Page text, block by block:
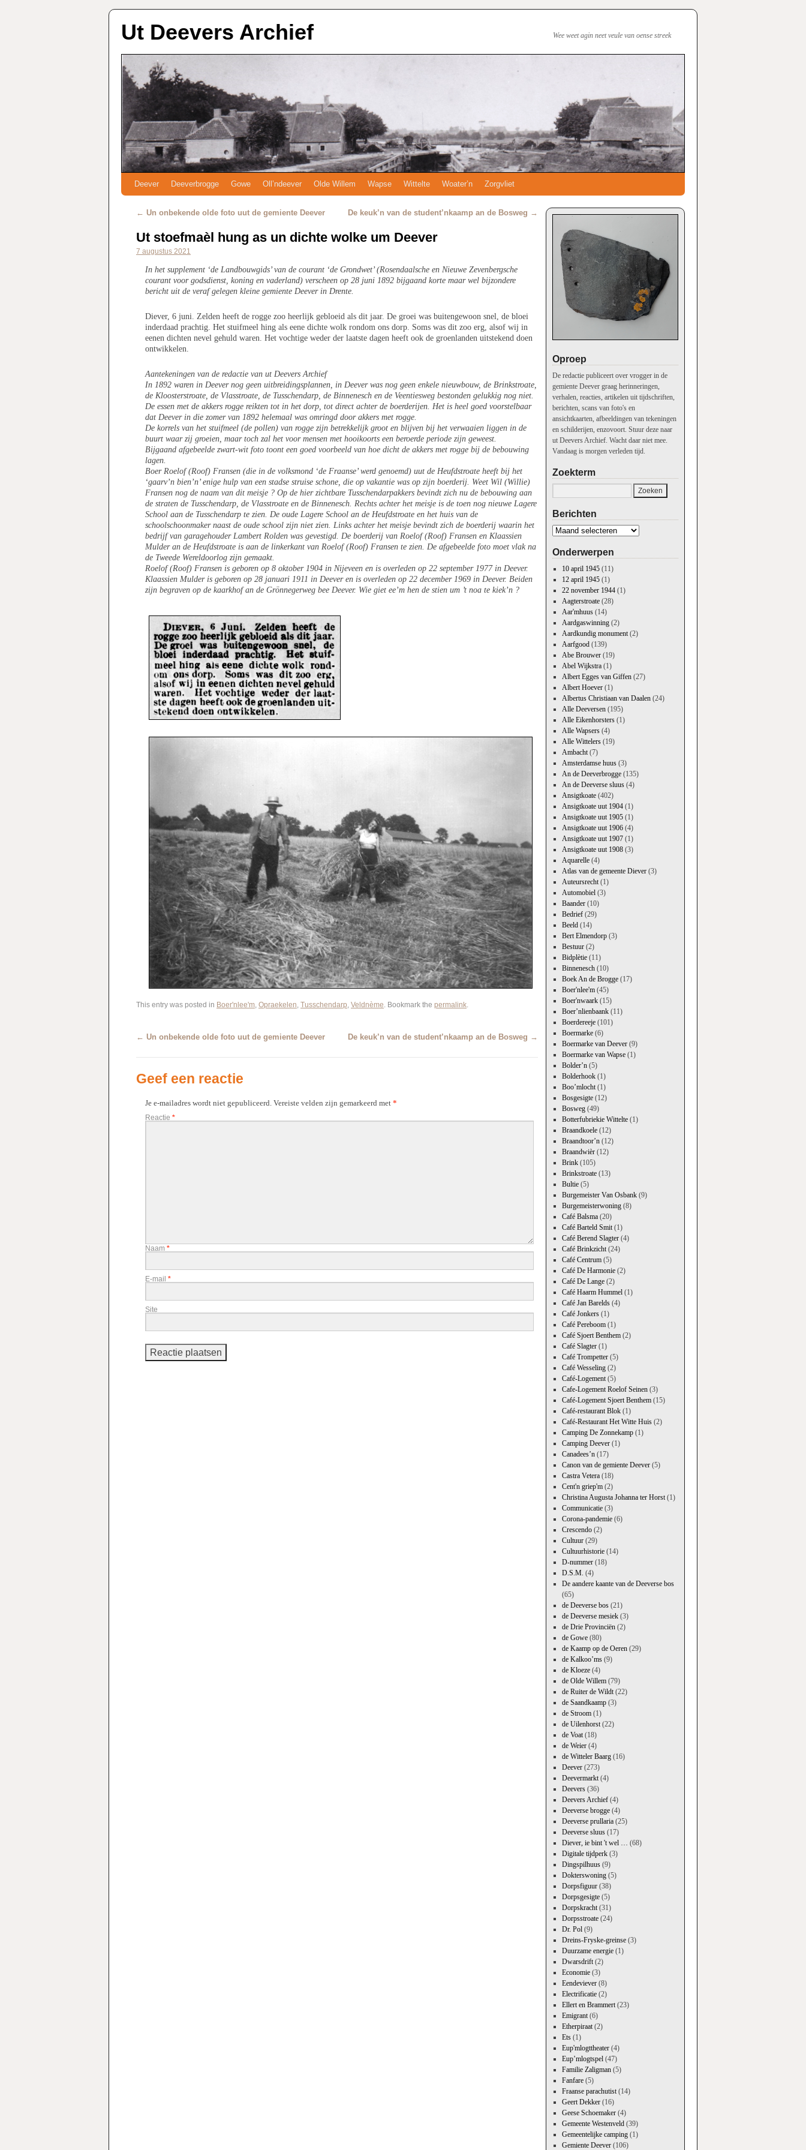
Ut Deevers Archief Wee weet agin neet veule van oense streek
Deever Deeverbrogge Gowe Oll’ndeever Olde Willem Wapse Wittelte Woater’n Zorgvliet
← Un onbekende olde foto uut de gemiente Deever De keuk’n van de student’nkaamp an de Bosweg →
Ut stoefmaèl hung as un dichte wolke um Deever
7 augustus 2021
In het supplement ‘de Landbouwgids’ van de courant ‘de Grondwet’ (Rosendaalsche en Nieuwe Zevenbergsche
courant voor godsdienst, koning en vaderland) verscheen op 28 juni 1892 bijgaand korte maar wel bijzondere
bericht uit de veraf gelegen kleine gemiente Deever in Drente.
Diever, 6 juni. Zelden heeft de rogge zoo heerlijk gebloeid als dit jaar. De groei was buitengewoon snel, de bloei
inderdaad prachtig. Het stuifmeel hing als eene dichte wolk rondom ons dorp. Soms was dit zoo erg, alsof wij in
eenen dichten nevel gehuld waren. Het vochtige weder der laatste dagen heeft ook de groenlanden uitstekend doen
ontwikkelen.
Aantekeningen van de redactie van ut Deevers Archief
In 1892 waren in Deever nog geen uitbreidingsplannen, in Deever was nog geen enkele nieuwbouw, de Brinkstroate,
de Kloosterstroate, de Vlasstroate, de Tusschendarp, de Binnenesch en de Veentiesweg bestonden gelukkig nog niet.
De essen met de akkers rogge reikten tot in het dorp, tot direct achter de boerderijen. Het is heel goed voorstelbaar
dat Deever in die zomer van 1892 helemaal was omringd door akkers met rogge.
De korrels van het stuifmeel (de pollen) van rogge zijn betrekkelijk groot en blijven bij het verwaaien liggen in de
buurt waar zij groeien, maar toch zal het voor mensen met hooikoorts een beroerde periode zijn geweest.
Bijgaand afgebeelde zwart-wit foto toont een goed voorbeeld van hoe dicht de akkers met rogge bij de bebouwing
lagen.
Boer Roelof (Roof) Fransen (die in de volksmond ‘de Fraanse’ werd genoemd) uut de Heufdstroate heeft bij het
‘gaarv’n bien’n’ enige hulp van een stadse struise schone, die op vakantie was op zijn boerderij. Weet Wil (Willie)
Fransen nog de naam van dit meisje ? Op de hier zichtbare Tusschendarpakkers bevindt zich nu de bebouwing aan
de straten de Tusschendarp, de Vlasstroate en de Binnenesch. Rechts achter het meisje is de toen nog nieuwe Lagere
School aan de Tusschendarp te zien. De oude Lagere School an de Heufdstroate en het huis van de
schoolschoonmaker naast de oude school zijn niet zien. Links achter het meisje bevindt zich de boerderij waarin het
bedrijf van garagehouder Lambert Rolden was gevestigd. De boerderij van Roelof (Roof) Fransen en Klaassien
Mulder an de Heufdstroate is aan de linkerkant van Roelof (Roof) Fransen te zien. De afgebeelde foto moet vlak na
de Tweede Wereldoorlog zijn gemaakt.
Roelof (Roof) Fransen is geboren op 8 oktober 1904 in Nijeveen en is overleden op 22 september 1977 in Deever.
Klaassien Mulder is geboren op 28 januari 1911 in Deever en is overleden op 22 december 1969 in Deever. Beiden
zijn begraven op de kaarkhof an de Grönnegerweg bee Deever. Wie giet ee’m hen de stien um ’t noa te kiek’n ?
This entry was posted in Boer'nlee'm, Opraekelen, Tusschendarp, Veldnème. Bookmark the permalink.
← Un onbekende olde foto uut de gemiente Deever De keuk’n van de student’nkaamp an de Bosweg →
Geef een reactie
Je e-mailadres wordt niet gepubliceerd. Vereiste velden zijn gemarkeerd met *
Reactie *
Naam *
E-mail *
Site
Oproep
De redactie publiceert over vrogger in de
gemiente Deever graag herinneringen,
verhalen, reacties, artikelen uit tijdschriften,
berichten, scans van foto's en
ansichtkaarten, afbeeldingen van tekeningen
en schilderijen, enzovoort. Stuur deze naar
ut Deevers Archief. Wacht daar niet mee.
Vandaag is morgen verleden tijd.
Zoekterm
Berichten
Onderwerpen
10 april 1945(11)
12 april 1945(1)
22 november 1944(1)
Aagterstroate(28)
Aar'mhuus(14)
Aardgaswinning(2)
Aardkundig monument(2)
Aarfgood(139)
Abe Brouwer(19)
Abel Wijkstra(1)
Albert Egges van Giffen(27)
Albert Hoever(1)
Albertus Christiaan van Daalen(24)
Alle Deeversen(195)
Alle Eikenhorsters(1)
Alle Wapsers(4)
Alle Wittelers(19)
Ambacht(7)
Amsterdamse huus(3)
An de Deeverbrogge(135)
An de Deeverse sluus(4)
Ansigtkoate(402)
Ansigtkoate uut 1904(1)
Ansigtkoate uut 1905(1)
Ansigtkoate uut 1906(4)
Ansigtkoate uut 1907(1)
Ansigtkoate uut 1908(3)
Aquarelle(4)
Atlas van de gemeente Diever(3)
Auteursrecht(1)
Automobiel(3)
Baander(10)
Bedrief(29)
Beeld(14)
Bert Elmendorp(3)
Bestuur(2)
Bidplètie(11)
Binnenesch(10)
Boek An de Brogge(17)
Boer'nlee'm(45)
Boer'nwaark(15)
Boer’nlienbaank(11)
Boerdereeje(101)
Boermarke(6)
Boermarke van Deever(9)
Boermarke van Wapse(1)
Bolder’n(5)
Bolderhook(1)
Boo’mlocht(1)
Bosgesigte(12)
Bosweg(49)
Botterfubriekie Wittelte(1)
Braandkoele(12)
Braandtoor’n(12)
Braandwièr(12)
Brink(105)
Brinkstroate(13)
Bultie(5)
Burgemeister Van Osbank(9)
Burgemeisterwoning(8)
Café Balsma(20)
Café Barteld Smit(1)
Café Berend Slagter(4)
Café Brinkzicht(24)
Café Centrum(5)
Café De Harmonie(2)
Café De Lange(2)
Café Haarm Hummel(1)
Café Jan Barelds(4)
Café Jonkers(1)
Café Pereboom(1)
Café Sjoert Benthem(2)
Café Slagter(1)
Café Trompetter(5)
Café Wesseling(2)
Café-Logement(5)
Cafe-Logement Roelof Seinen(3)
Café-Logement Sjoert Benthem(15)
Café-restaurant Blok(1)
Café-Restaurant Het Witte Huis(2)
Camping De Zonnekamp(1)
Camping Deever(1)
Canadees’n(17)
Canon van de gemiente Deever(5)
Castra Vetera(18)
Cent'n griep'm(2)
Christina Augusta Johanna ter Horst(1)
Communicatie(3)
Corona-pandemie(6)
Crescendo(2)
Cultuur(29)
Cultuurhistorie(14)
D-nummer(18)
D.S.M. (4)
De aandere kaante van de Deeverse bos
(65)
de Deeverse bos(21)
de Deeverse mesiek(3)
de Drie Provinciën(2)
de Gowe(80)
de Kaamp op de Oeren(29)
de Kalkoo’ms(9)
de Kloeze(4)
de Olde Willem(79)
de Ruiter de Wildt(22)
de Saandkaamp(3)
de Stroom(1)
de Uilenhorst(22)
de Voat(18)
de Weier(4)
de Witteler Baarg(16)
Deever(273)
Deevermarkt(4)
Deevers(36)
Deevers Archief(4)
Deeverse brogge(4)
Deeverse prullaria(25)
Deeverse sluus(17)
Diever, ie bint 't wel … (68)
Digitale tijdperk(3)
Dingspilhuus(9)
Dokterswoning(5)
Dorpsfiguur(38)
Dorpsgesigte(5)
Dorpskracht(31)
Dorpsstroate(24)
Dr. Pol(9)
Dreins-Fryske-greinse(3)
Duurzame energie(1)
Dwarsdrift(2)
Economie(3)
Eendeviever(8)
Electrificatie(2)
Ellert en Brammert(23)
Emigrant(6)
Etherpiraat(2)
Ets(1)
Eup'mlogttheater(4)
Eup’mlogtspel(47)
Familie Zaligman(5)
Fanfare(5)
Fraanse parachutist(14)
Geert Dekker(16)
Geese Schoemaker(4)
Gemeente Westenveld(39)
Gemeentelijke camping(1)
Gemiente Deever(106)